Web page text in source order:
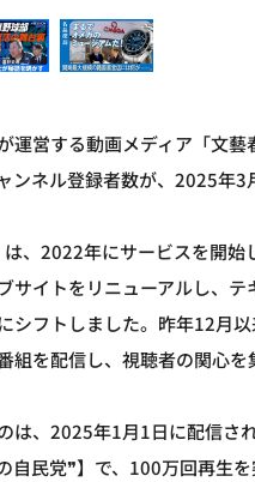
運営する動画メディア「文藝
ンネル登録者数が、2025年3
は、2022年にサービスを開始
サイトをリニューアルし、テ
シフトしました。昨年12月
組を配信し、視聴者の関心を
は、2025年1月1日に配信さ
自民党❞】で、100万回再生